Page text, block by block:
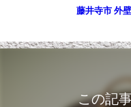
藤井寺市 外
この記